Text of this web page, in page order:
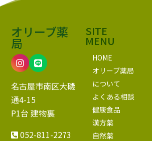
オリーブ薬
局
名古屋市南区大磯
通4-15
P1台 建物裏
052-811-2273
SITE
MENU
HOME
オリーブ薬局
について
よくある相談
健康食品
漢方薬
自然薬